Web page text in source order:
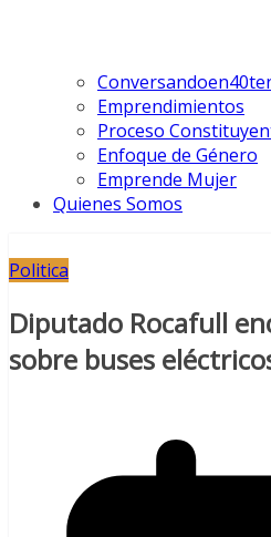
Emprendimientos
Proceso
Enfoque de Género
Emprende Mujer
Quienes Somos
Politica
Diputado Rocafull
sobre buses